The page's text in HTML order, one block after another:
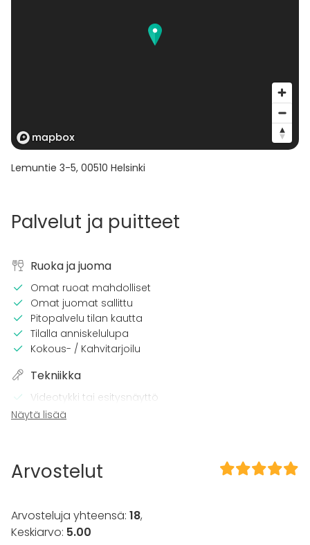
Lemuntie 3-5, 00510 Helsinki
Palvelut ja puitteet
Ruoka ja juoma
Omat ruoat mahdolliset
Omat juomat sallittu
Pitopalvelu tilan kautta
Tilalla anniskelulupa
Kokous- / Kahvitarjoilu
Tekniikka
Videotykki tai esitysnäyttö
Mikrofoni
Pro äänilaitteisto
Tilaan kuuluu
Terassi
Näytä lisää
Arvostelut
Arvosteluja yhteensä: 18,
Keskiarvo: 5.00